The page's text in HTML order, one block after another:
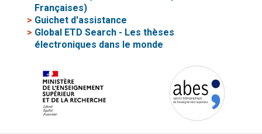
Françaises)
> Guichet d'assistance
> Global ETD Search - Les thèses
électroniques dans le monde